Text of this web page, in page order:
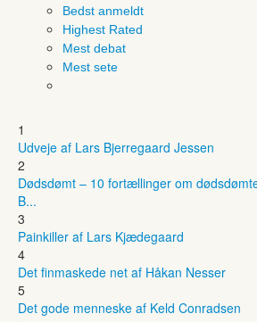
Bedst anmeldt
Highest Rated
Mest debat
Mest sete
1
Udveje af Lars Bjerregaard Jessen
2
Dødsdømt – 10 fortællinger om
B...
3
Painkiller af Lars Kjædegaard
4
Det finmaskede net af Håkan Nesser
5
Det gode menneske af Keld Conradsen